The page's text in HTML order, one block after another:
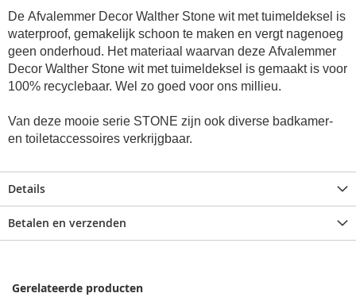
De Afvalemmer Decor Walther Stone wit met tuimeldeksel is
waterproof, gemakelijk schoon te maken en vergt nagenoeg
geen onderhoud. Het materiaal waarvan deze Afvalemmer
Decor Walther Stone wit met tuimeldeksel is gemaakt is voor
100% recyclebaar. Wel zo goed voor ons millieu.
Van deze mooie serie STONE zijn ook diverse badkamer-
en toiletaccessoires verkrijgbaar.
Details
Betalen en verzenden
Gerelateerde producten